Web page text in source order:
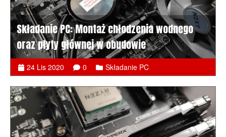
Składanie PC: Montaż chłodzenia wodnego
oraz płyty głównej w obudowie
24 Lis 2020 0 Składanie PC